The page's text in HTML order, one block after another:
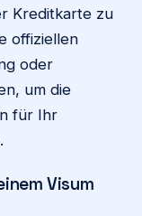
Kreditkarte zu
offiziellen
oder
um die
für Ihr
Visum